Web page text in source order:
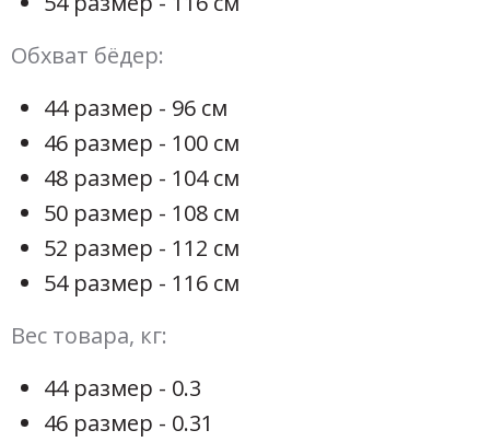
Обхват бёдер:
44 размер - 96 см
46 размер - 100 см
48 размер - 104 см
50 размер - 108 см
52 размер - 112 см
54 размер - 116 см
Вес товара, кг:
44 размер - 0.3
46 размер - 0.31